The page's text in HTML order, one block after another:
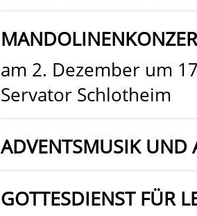
am 2. Dezember um
Servator Schlotheim
ADVENTSMUSIK UND
GOTTESDIENST FÜR